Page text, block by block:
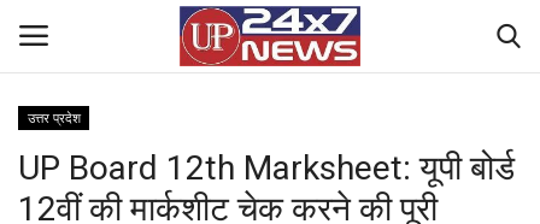
Home
उत्तर प्रदेश
UP Board 12th Marksheet: यूपी बोर्ड
12वीं की मार्कशीट चेक करने की पूरी